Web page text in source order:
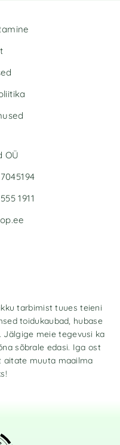
t
tarbimist tuues teieni
toidukaubad, hubase
Jälgige meie tegevusi ka
sõbrale edasi. Iga ost
aitate muuta maailma
OÜ
1911